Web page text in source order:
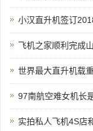
飞机之家顺利完成
世界最大直升机载
实拍私人飞机4S店